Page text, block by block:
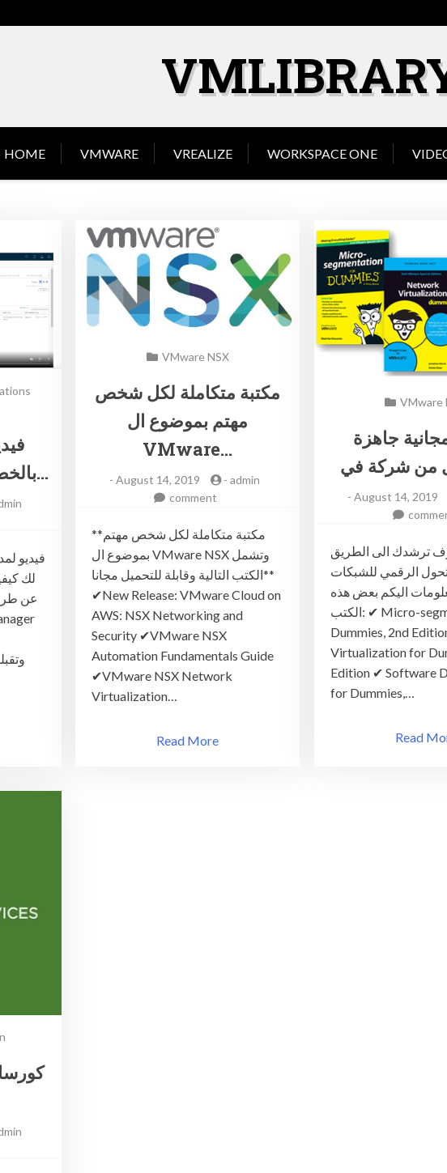
HOME VMWARE VREALIZE WORKSPACE ONE
بالخطوات يشرح لك كيفية…
فيديو
لك
VMware NSX
مكتبة متكاملة لكل شخص
مهتم بموضوع ال
VMware…
- August 14, 2019 - admin
comment
متكاملة
لكل
شخص
مهتم
بموضوع
ال
VMware
NSX
وتشمل
مجانا
**مكتبة متكاملة لكل شخص مهتم
بموضوع ال VMware NSX وتشمل
الكتب التالية وقابلة للتحميل مجانا**
✔︎New Release: VMware Cloud on
AWS: NSX Networking and
Security ✔︎VMware NSX
Automation Fundamentals Guide
✔︎VMware NSX Network
Virtualization…
Read More
VMware
جاهزة
-August 14, 2019
ترشدك الى الطريق
الرقمي للشبكات
اليكم بعض هذه
الكتب: ✔︎ Micro-segmentation for
Dummies, 2nd
Virtualization for
Edition ✔︎ Software
for Dummies,…
Read